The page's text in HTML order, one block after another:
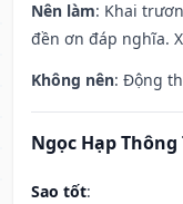
Nên làm: Khai
đền ơn đáp nghĩa.
Không nên: Động
Ngọc Hạp
Sao tốt: